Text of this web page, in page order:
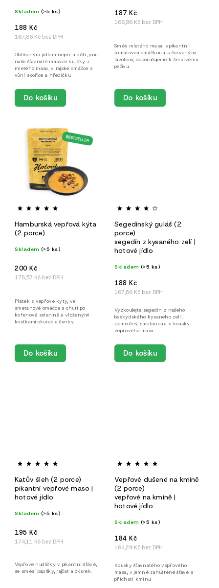
Skladem (>5 ks)
167,86 Kč bez DPH
188 Kč
Do košíku
Oblíbeným jídlem nejen u dětí, jsou
naše šťavnaté masové kuličky z
mletého masa, v rajské omáčce s
vůní skořice a hřebíčku.
166,96 Kč bez DPH
187 Kč
Do košíku
Směs mletého masa, s pikantní
tomatovou omáčkou a s červenými
fazolemi, doporučujeme k čerstvému
pečivu.
Hamburská vepřová kýta
(2 porce)
Skladem (>5 ks)
178,57 Kč bez DPH
200 Kč
Do košíku
Plátek z vepřové kýty, ve
smetanové omáčce s chutí po
kořenové zelenině a vloženými
kostkami okurek a šunky.
Segedínský guláš (2
porce)
segedín z kysaného zelí |
hotové jídlo
Skladem (>5 ks)
167,86 Kč bez DPH
188 Kč
Do košíku
Vyzkoušejte segedín z našeho
beskydského kysaného zelí,
zjemněný smetanou a s kousky
vepřového masa.
Katův šleh (2 porce)
pikantní vepřové maso |
hotové jídlo
Skladem (>5 ks)
174,11 Kč bez DPH
195 Kč
Vepřové nudličky v pikantní šťávě,
se směsí papriky, rajčat a okurek.
Vepřové dušené na kmíně
(2 porce)
vepřové na kmíně |
hotové jídlo
Skladem (>5 ks)
164,29 Kč bez DPH
184 Kč
Kousky šťavnatého vepřového
masa, v jemně zahuštěné šťávě s
příchutí kmínu.